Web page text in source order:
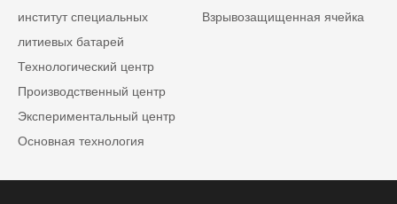
институт специальных
литиевых батарей
Технологический центр
Производственный центр
Экспериментальный центр
Основная технология
Взрывозащищенная ячейка